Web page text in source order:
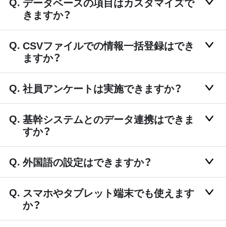
きますか？
CSVファイルでの情報一括登録はでき
ますか？
社員アンケートは実施できますか？
基幹システムとのデータ連携はできま
すか？
外国語の設定はできますか？
スマホやタブレット端末でも使えます
か？